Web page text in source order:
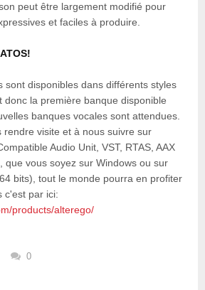
peut être largement modifié pour
et faciles à produire.
sont disponibles dans différents styles
donc la première banque disponible
banques vocales sont attendues.
rendre visite et à nous suivre sur
Audio Unit, VST, RTAS, AAX
que vous soyez sur Windows ou sur
bits), tout le monde pourra en profiter
c'est par ici:
products/alterego/
0